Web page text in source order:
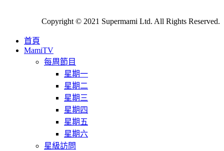
Copyright © 2021 Supermami Ltd. All Rights Reserved.
首頁
MamiTV
每周節目
星期一
星期二
星期三
星期四
星期五
星期六
星級訪問